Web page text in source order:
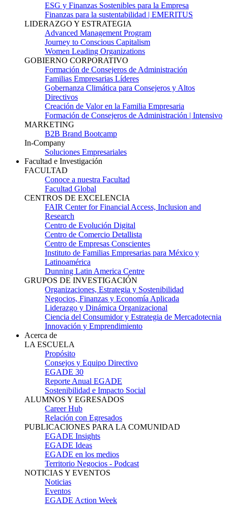
ESG y Finanzas Sostenibles para la Empresa
Finanzas para la sustentabilidad | EMERITUS
LIDERAZGO Y ESTRATEGIA
Advanced Management Program
Journey to Conscious Capitalism
Women Leading Organizations
GOBIERNO CORPORATIVO
Formación de Consejeros de Administración
Familias Empresarias Líderes
Gobernanza Climática para Consejeros y Altos
Directivos
Creación de Valor en la Familia Empresaria
Formación de Consejeros de Administración | Intensivo
MARKETING
B2B Brand Bootcamp
In-Company
Soluciones Empresariales
Facultad e Investigación
FACULTAD
Conoce a nuestra Facultad
Facultad Global
CENTROS DE EXCELENCIA
FAIR Center for Financial Access, Inclusion and
Research
Centro de Evolución Digital
Centro de Comercio Detallista
Centro de Empresas Conscientes
Instituto de Familias Empresarias para México y
Latinoamérica
Dunning Latin America Centre
GRUPOS DE INVESTIGACIÓN
Organizaciones, Estrategia y Sostenibilidad
Negocios, Finanzas y Economía Aplicada
Liderazgo y Dinámica Organizacional
Ciencia del Consumidor y Estrategia de Mercadotecnia
Innovación y Emprendimiento
Acerca de
LA ESCUELA
Propósito
Consejos y Equipo Directivo
EGADE 30
Reporte Anual EGADE
Sostenibilidad e Impacto Social
ALUMNOS Y EGRESADOS
Career Hub
Relación con Egresados
PUBLICACIONES PARA LA COMUNIDAD
EGADE Insights
EGADE Ideas
EGADE en los medios
Territorio Negocios - Podcast
NOTICIAS Y EVENTOS
Noticias
Eventos
EGADE Action Week